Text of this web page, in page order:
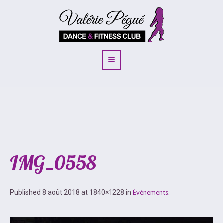
IMG_0558
Published 8 août 2018 at 1840×1228 in Événements